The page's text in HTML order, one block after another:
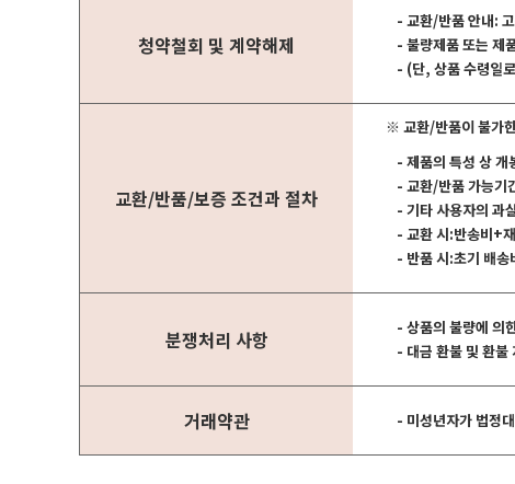
청약철회 및 계약해제
- 교환/반품 안내:
- 불량제품 또는 제
- (단, 상품 수령일
교환/반품/보증 조건과 절차
※ 교환/반품이 불가
- 제품의 특성 상 개
- 교환/반품 가능기
- 기타 사용자의 과
- 교환 시:반송비+
- 반품 시:초기 배
분쟁처리 사항
- 상품의 불량에 의
- 대금 환불 및 환불
거래약관 - 미성년자가 법정